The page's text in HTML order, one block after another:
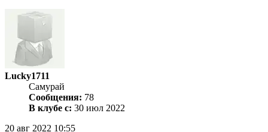
Lucky1711
Самурай
Сообщения: 78
В клубе с: 30 июл 2022
20 авг 2022 10:55